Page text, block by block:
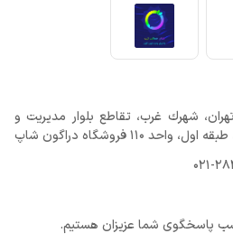
شهرك غرب، تقاطع بلوار مدیریت و
110 فروشگاه دراگون شاپ
021-